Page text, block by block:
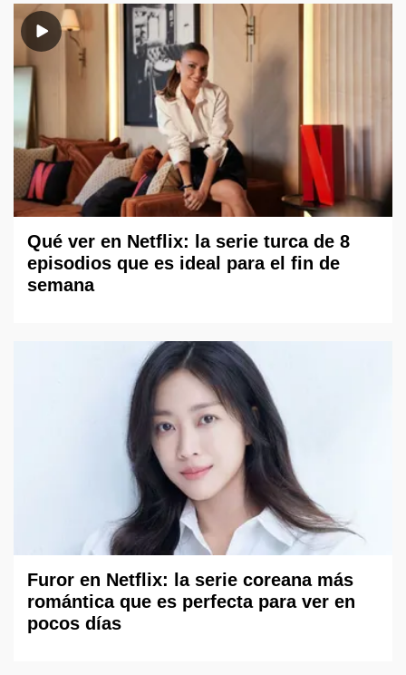
Qué ver en Netflix: la serie turca de 8
episodios que es ideal para el fin de
semana
Furor en Netflix: la serie coreana más
romántica que es perfecta para ver en
pocos días